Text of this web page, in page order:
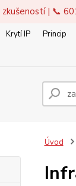
zkušeností | 📞
Krytí IP Princip
Úvod